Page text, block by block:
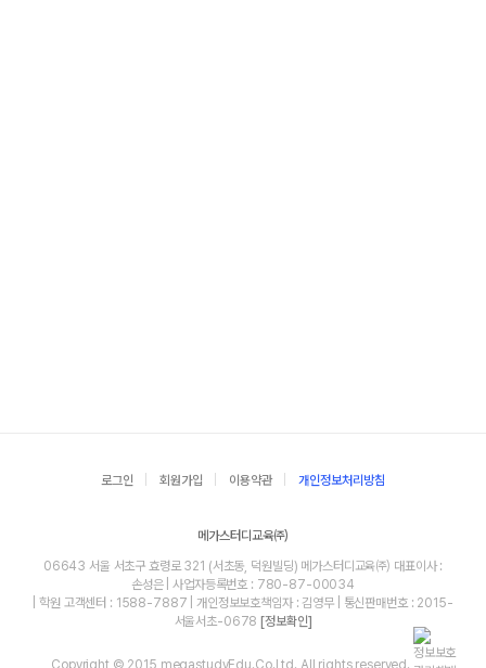
로그인 회원가입 이용약관 개인정보처리방침
메가스터디교육㈜
06643 서울 서초구 효령로 321 (서초동, 덕원빌딩) 메가스터디교육㈜ 대표이사 :
손성은 | 사업자등록번호 : 780-87-00034
| 학원 고객센터 : 1588-7887 | 개인정보보호책임자 : 김영무 | 통신판매번호 : 2015-
서울서초-0678 [정보확인]
Copyright © 2015 megastudyEdu.Co.Ltd. All rights reserved.